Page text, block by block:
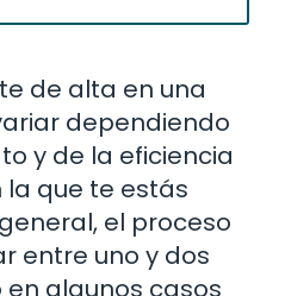
de alta en una
dependiendo
y de la eficiencia
que te estás
el proceso
entre uno y dos
algunos casos